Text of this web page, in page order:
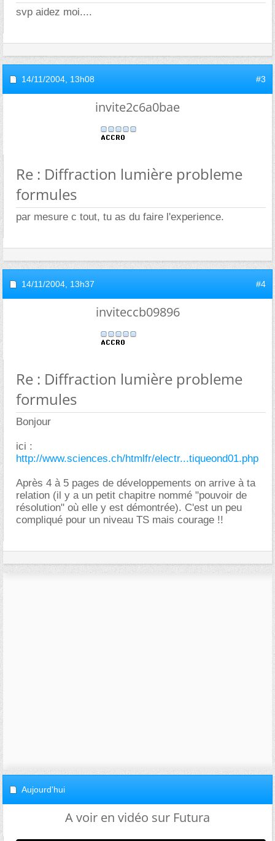
svp aidez moi....
14/11/2004, 13h08 #3
invite2c6a0bae
Re : Diffraction lumière probleme
formules
par mesure c tout, tu as du faire l'experience.
14/11/2004, 13h37 #4
inviteccb09896
Re : Diffraction lumière probleme
formules
Bonjour
ici :
http://www.sciences.ch/htmlfr/electr...tiqueond01.php
Après 4 à 5 pages de développements on arrive à ta
relation (il y a un petit chapitre nommé "pouvoir de
résolution" où elle y est démontrée). C'est un peu
compliqué pour un niveau TS mais courage !!
Aujourd'hui
A voir en vidéo sur Futura